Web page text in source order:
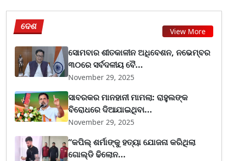
ଦେଶ View More
ସୋମବାର ଶୀତକାଳୀନ ଅଧିବେଶନ, ନଭେମ୍ବର
୩୦ରେ ସର୍ବଦଳୀୟ ବୈ...
November 29, 2025
ସାବରକର ମାନହାନୀ ମାମଲା: ରାହୁଲଙ୍କ
ବିରୋଧରେ ଦିଆଯାଇଥିବା...
November 29, 2025
“କପିଲ୍ ଶର୍ମାଙ୍କୁ ହତ୍ୟା ଯୋଜନା କରିଥିଲା
ଗୋଲ୍ଡି ଢିଲୋନ...